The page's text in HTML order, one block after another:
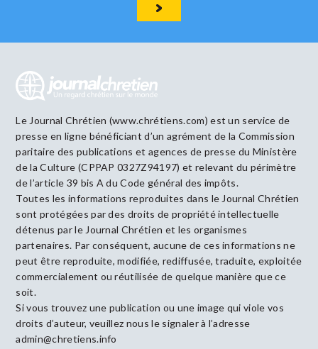
Le Journal Chrétien (www.chrétiens.com) est un service de
presse en ligne bénéficiant d’un agrément de la Commission
paritaire des publications et agences de presse du Ministère
de la Culture (CPPAP 0327Z94197) et relevant du périmètre
de l’article 39 bis A du Code général des impôts.
Toutes les informations reproduites dans le Journal Chrétien
sont protégées par des droits de propriété intellectuelle
détenus par le Journal Chrétien et les organismes
partenaires. Par conséquent, aucune de ces informations ne
peut être reproduite, modifiée, rediffusée, traduite, exploitée
commercialement ou réutilisée de quelque manière que ce
soit.
Si vous trouvez une publication ou une image qui viole vos
droits d’auteur, veuillez nous le signaler à l’adresse
admin@chretiens.info